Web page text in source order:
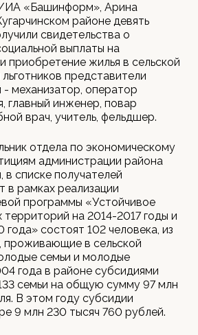
ИА «Башинформ», Арина
районе девять
свидетельства о
выплаты на
приобретение жилья в сельской
представители
механизатор, оператор
главный инженер, повар
врач, учитель, фельдшер.
отдела по экономическому
администрации района
списке получателей
в рамках реализации
программы «Устойчивое
территорий на 2014-2017 годы и
состоят 102 человека, из
проживающие в сельской
семьи и молодые
года в районе субсидиями
семьи на общую сумму 97 млн
В этом году субсидии
9 млн 230 тысяч 760 рублей.